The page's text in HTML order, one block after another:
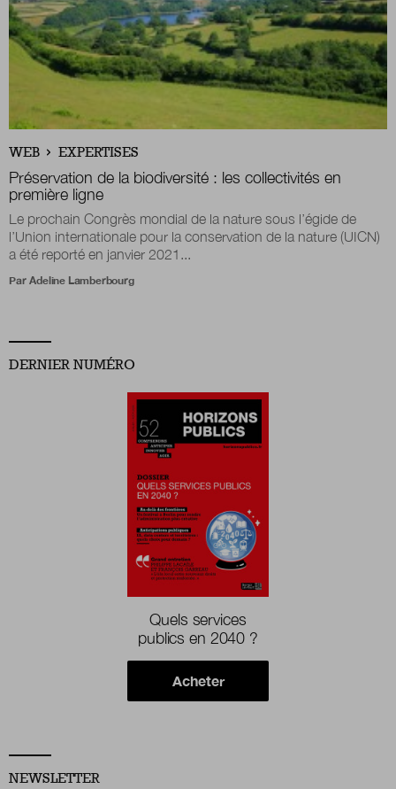
WEB EXPERTISES
Préservation de la biodiversité : les collectivités en
première ligne
Le prochain Congrès mondial de la nature sous l’égide de
l’Union internationale pour la conservation de la nature (UICN)
a été reporté en janvier 2021...
Par Adeline Lamberbourg
DERNIER NUMÉRO
Quels services
publics en 2040 ?
Acheter
NEWSLETTER